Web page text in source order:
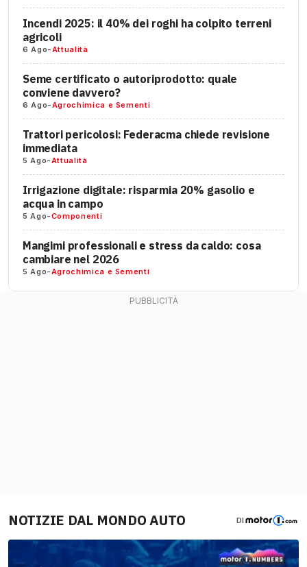
Incendi 2025: il 40% dei roghi ha colpito terreni
agricoli
6 Ago-Attualità
Seme certificato o autoriprodotto: quale
conviene davvero?
6 Ago-Agrochimica e Sementi
Trattori pericolosi: Federacma chiede revisione
immediata
5 Ago-Attualità
Irrigazione digitale: risparmia 20% gasolio e
acqua in campo
5 Ago-Componenti
Mangimi professionali e stress da caldo: cosa
cambiare nel 2026
5 Ago-Agrochimica e Sementi
NOTIZIE DAL MONDO AUTO DI